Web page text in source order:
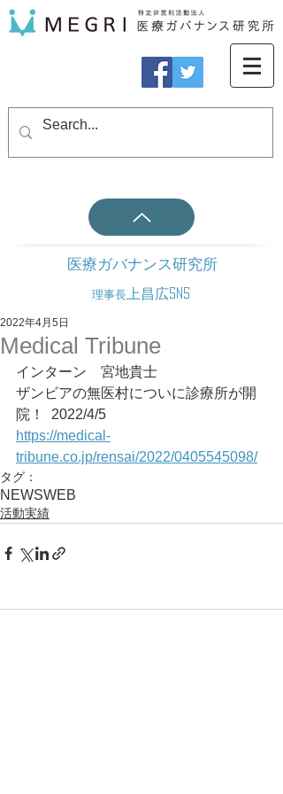
医療ガバナンス研究所
理事長 上昌広SNS
Medical Tribune
2022年4月5日
インターン　宮地貴士
ザンビアの無医村についに診療所が開
院！	2022/4/5
https://medical-
tribune.co.jp/rensai/2022/0405545098/
タグ：
NEWSWEB
活動実績